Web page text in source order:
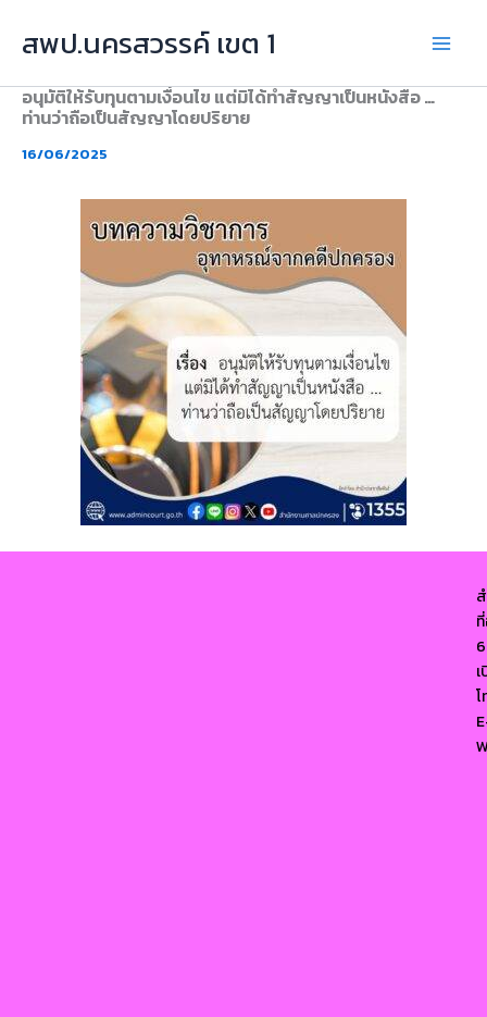
สพป.นครสวรรค์ เขต 1
อนุมัติให้รับทุนตามเงื่อนไข แต่มิได้ทำสัญญาเป็นหนังสือ …
ท่านว่าถือเป็นสัญญาโดยปริยาย
16/06/2025